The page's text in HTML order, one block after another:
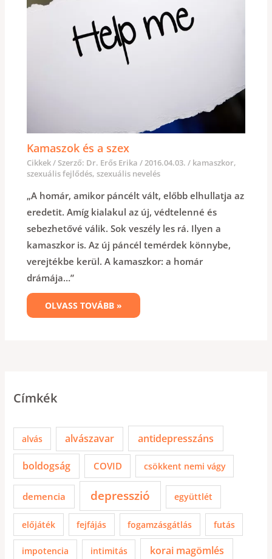
Kamaszok és a szex
Cikkek/ Szerző: Dr. Erős Erika/2016.04.03./ kamaszkor,
szexuális fejlődés,szexuális nevelés
„A homár, amikor páncélt vált, előbb elhullatja az
eredetit. Amíg kialakul az új, védtelenné és
sebezhetővé válik. Sok veszély les rá. Ilyen a
kamaszkor is. Az új páncél temérdek könnybe,
verejtékbe kerül. A kamaszkor: a homár
drámája…”
OLVASS TOVÁBB »
Címkék
alvás alvászavar antidepresszáns
boldogság COVID csökkent nemi vágy
demencia depresszió együttlét
előjáték fejfájás fogamzásgátlás futás
impotencia intimitás korai magömlés